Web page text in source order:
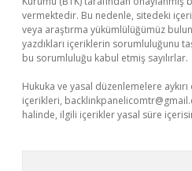
vermektedir. Bu nedenle, sitedeki
veya araştırma yükümlülüğümüz
yazdıkları içeriklerin sorumluluğunu
bu sorumluluğu kabul etmiş sayılırlar.
Hukuka ve yasal düzenlemelere
içerikleri,
halinde, ilgili içerikler yasal süre